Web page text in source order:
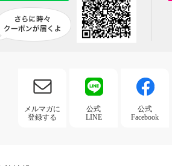
メルマガに
登録する
公式
LINE
公式
Facebook